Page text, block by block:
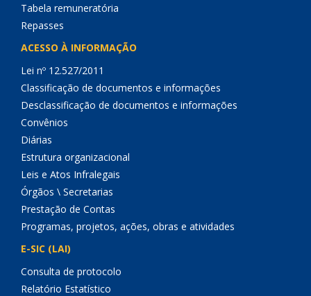
Tabela remuneratória
Repasses
ACESSO À INFORMAÇÃO
Lei nº 12.527/2011
Classificação de documentos e informações
Desclassificação de documentos e informações
Convênios
Diárias
Estrutura organizacional
Leis e Atos Infralegais
Órgãos \ Secretarias
Prestação de Contas
Programas, projetos, ações, obras e atividades
E-SIC (LAI)
Consulta de protocolo
Relatório Estatístico